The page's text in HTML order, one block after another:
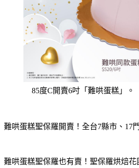
85度C開賣6吋「難哄蛋糕」。
難哄蛋糕聖保羅開賣！全台7縣市、17
難哄蛋糕聖保羅也有賣！聖保羅烘焙花